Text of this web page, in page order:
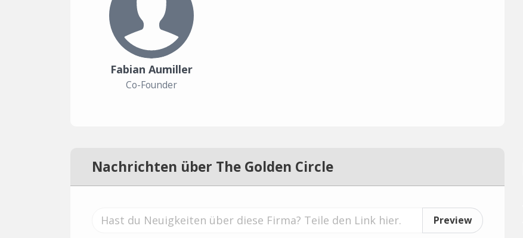
Fabian Aumiller
Co-Founder
Nachrichten über The Golden Circle
Preview